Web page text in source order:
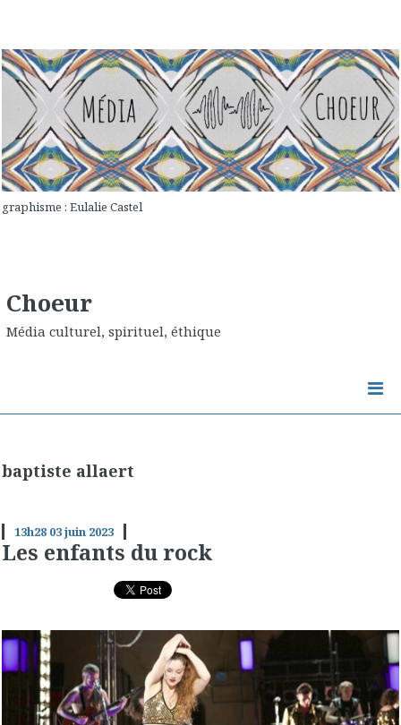
graphisme : Eulalie Castel
Choeur
Média culturel, spirituel, éthique
baptiste allaert
13h28 03juin 2023
Les enfants du rock